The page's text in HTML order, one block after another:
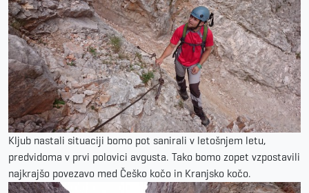
Kljub nastali situaciji bomo pot sanirali v letošnjem letu,
predvidoma v prvi polovici avgusta. Tako bomo zopet vzpostavili
najkrajšo povezavo med Češko kočo in Kranjsko kočo.